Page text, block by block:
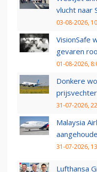
vlucht naar
03-08-2026,
VisionSafe
gevaren
01-08-2026,
Donkere
31-07-2026,
Malaysia
31-07-2026,
Lufthansa